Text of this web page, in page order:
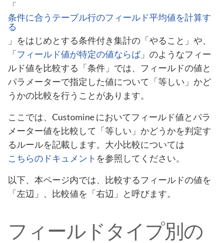
「
条件に合うテーブル行のフィールド平均値を計算す
る
」をはじめとする条件付き集計の「やること」や、
「フィールド値が特定の値ならば」のようなフィー
ルド値を比較する「条件」では、フィールドの値と
パラメーターで指定した値について「等しい」かど
うかの比較を行うことがあります。
ここでは、Customine においてフィールド値とパラ
メーター値を比較して「等しい」かどうかを判定す
るルールを記載します。大小比較については
こちらのドキュメント を参照してください。
以下、本ページ内では、比較するフィールドの値を
「左辺」、比較値を「右辺」と呼びます。
フィールドタイプ別の